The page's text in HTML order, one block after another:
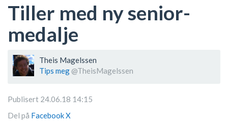
Tiller med ny senior-
medalje
Theis Magelssen
Tips meg @TheisMagelssen
Publisert 24.06.18 14:15
Del på FacebookX